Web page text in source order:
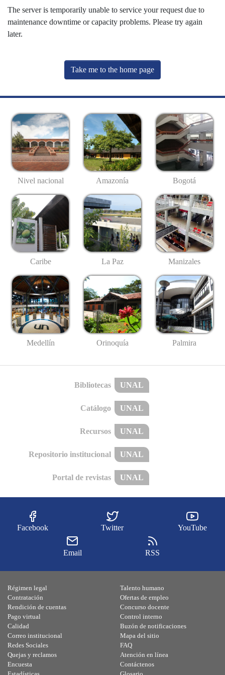
The server is temporarily unable to service your request due to
maintenance downtime or capacity problems. Please try again
later.
Take me to the home page
Nivel nacional Amazonía Bogotá
Caribe La Paz Manizales
Medellín Orinoquía Palmira
Bibliotecas UNAL
Catálogo UNAL
Recursos UNAL
Repositorio institucional UNAL
Portal de revistas UNAL
Facebook Twitter YouTube
Email RSS
Régimen legal
Contratación
Rendición de cuentas
Pago virtual
Calidad
Talento humano
Ofertas de empleo
Concurso docente
Control interno
Buzón de notificaciones
Correo institucional
Redes Sociales
Quejas y reclamos
Encuesta
Mapa del sitio
FAQ
Atención en línea
Contáctenos